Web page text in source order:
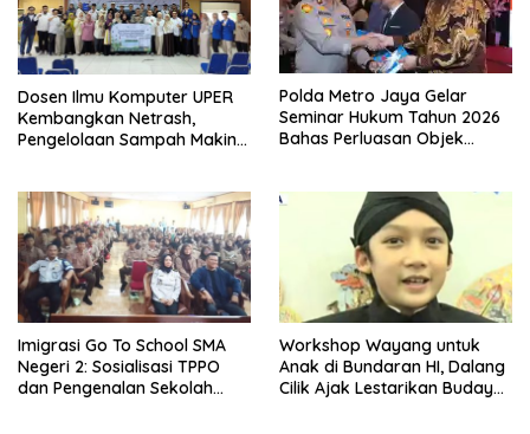
Dosen Ilmu Komputer UPER
Kembangkan Netrash,
Pengelolaan Sampah Makin
Polda Metro Jaya Gelar
Seminar Hukum Tahun 2026
Bahas Perluasan Objek
Imigrasi Go To School SMA
Negeri 2: Sosialisasi TPPO
dan Pengenalan Sekolah
Workshop Wayang untuk
Anak di Bundaran HI, Dalang
Cilik Ajak Lestarikan Budaya